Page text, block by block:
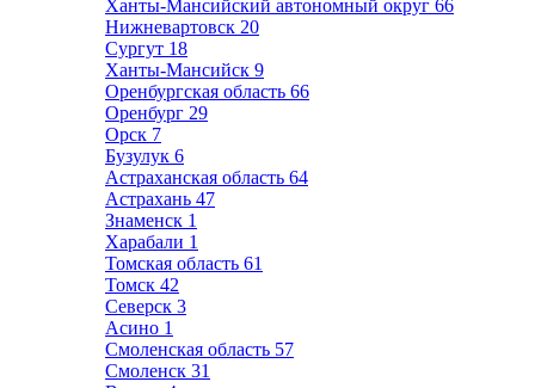
Ханты-Мансийский автономный округ 66
Нижневартовск 20
Сургут 18
Ханты-Мансийск 9
Оренбургская область 66
Оренбург 29
Орск 7
Бузулук 6
Астраханская область 64
Астрахань 47
Знаменск 1
Харабали 1
Томская область 61
Томск 42
Северск 3
Асино 1
Смоленская область 57
Смоленск 31